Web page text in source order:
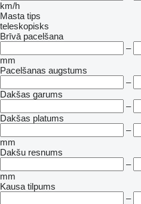
km/h
Masta tips
teleskopisks
Brīvā pacelšana
–
mm
Pacelšanas augstums
–
Dakšas garums
–
Dakšas platums
–
mm
Dakšu resnums
–
mm
Kausa tilpums
–